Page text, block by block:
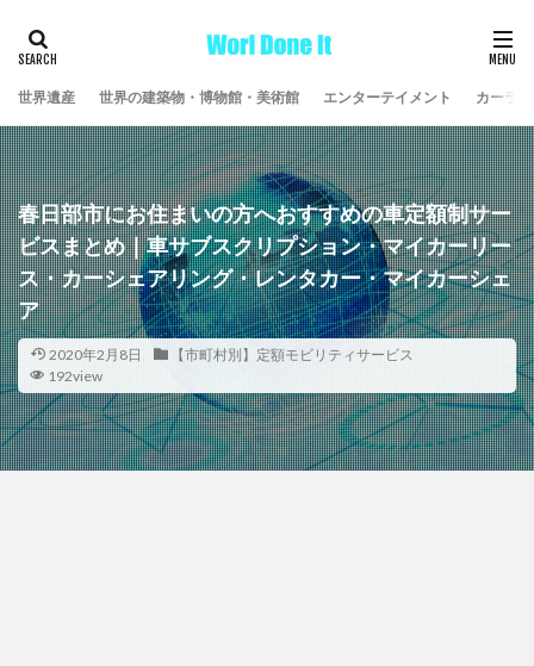
世界遺産 世界の建築物・博物館・美術館 エンターテイメント カーラ
春日部市にお住まいの方へおすすめの車定額制サー
ビスまとめ｜車サブスクリプション・マイカーリー
ス・カーシェアリング・レンタカー・マイカーシェ
ア
2020年2月8日
【市町村別】定額モビリティサービス
192view